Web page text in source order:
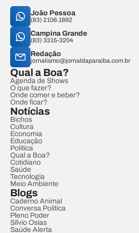
João Pessoa
(83) 2106.1892
Campina Grande
(83) 3315-3204
Redação
jornalismo@jornaldaparaiba.com.br
Qual a Boa?
Agenda de Shows
O que fazer?
Onde comer e beber?
Onde ficar?
Notícias
Bichos
Cultura
Economia
Educação
Política
Qual a Boa?
Cotidiano
Saúde
Tecnologia
Meio Ambiente
Blogs
Caderno Animal
Conversa Política
Pleno Poder
Sílvio Osias
Saúde Alerta